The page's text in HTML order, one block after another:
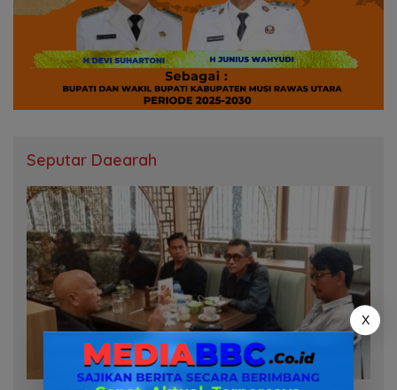
Seputar Daearah
X